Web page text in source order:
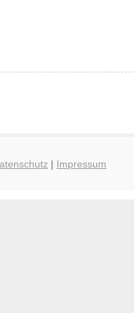
| Impressum